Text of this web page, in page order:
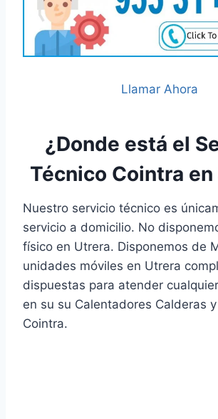
Llamar Ahora
¿Donde está el
Técnico Cointra en
Nuestro servicio técnico es
servicio a domicilio. No
físico en Utrera. Disponemos de
unidades móviles en Utrera
dispuestas para atender
en su su Calentadores Calderas
Cointra.